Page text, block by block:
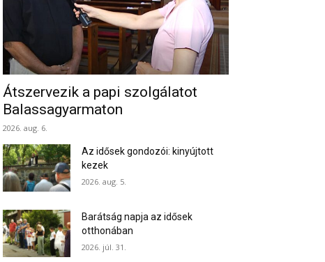
Átszervezik a papi szolgálatot
Balassagyarmaton
2026. aug. 6.
Az idősek gondozói: kinyújtott
kezek
2026. aug. 5.
Barátság napja az idősek
otthonában
2026. júl. 31.